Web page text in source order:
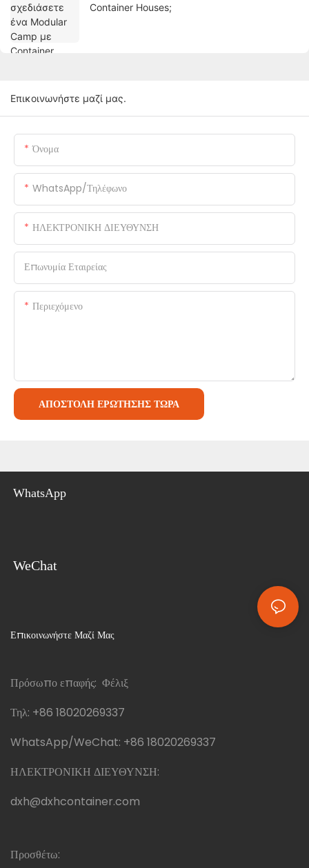
Container Houses;
Επικοινωνήστε μαζί μας.
Όνομα
WhatsApp/Τηλέφωνο
ΗΛΕΚΤΡΟΝΙΚΗ ΔΙΕΥΘΥΝΣΗ
Επωνυμία Εταιρείας
Περιεχόμενο
ΑΠΟΣΤΟΛΉ ΕΡΏΤΗΣΗΣ ΤΏΡΑ
WhatsApp
WeChat
Επικοινωνήστε Μαζί Μας
Πρόσωπο επαφής: Φέλιξ
Τηλ: +86 18020269337
WhatsApp/WeChat: +86 18020269337
ΗΛΕΚΤΡΟΝΙΚΗ ΔΙΕΥΘΥΝΣΗ:
dxh@dxhcontainer.com
Προσθέτω: